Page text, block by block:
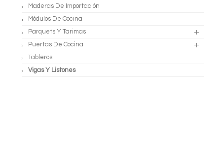
Maderas De Importación
Módulos De Cocina
Parquets Y Tarimas
Puertas De Cocina
Tableros
Vigas Y Listones